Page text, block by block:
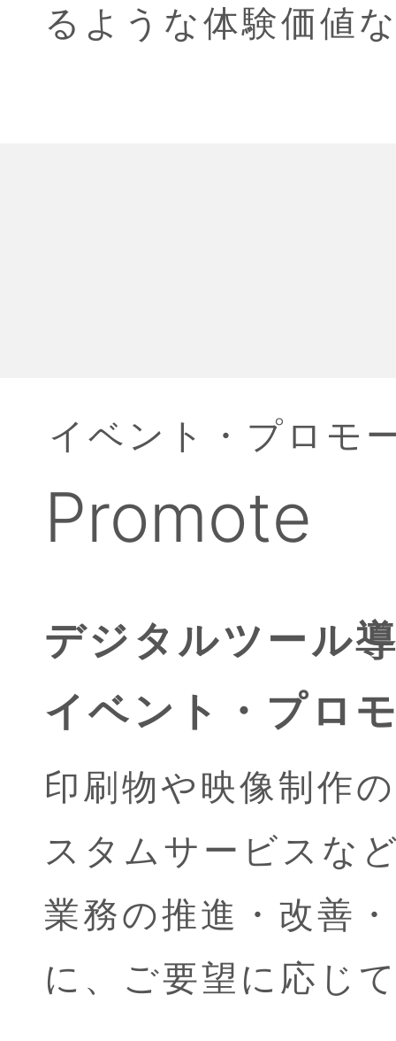
るような体験価値
イベント・プロモ
Promote
デジタルツール
イベント・プロ
印刷物や映像制作
スタムサービスな
業務の推進・改善
に、ご要望に応じ